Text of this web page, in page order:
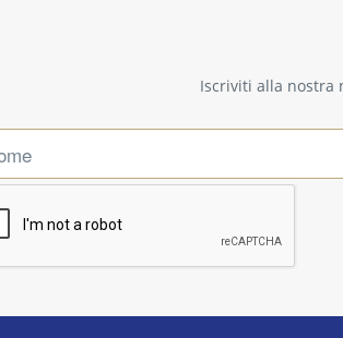
Iscriviti alla nostra